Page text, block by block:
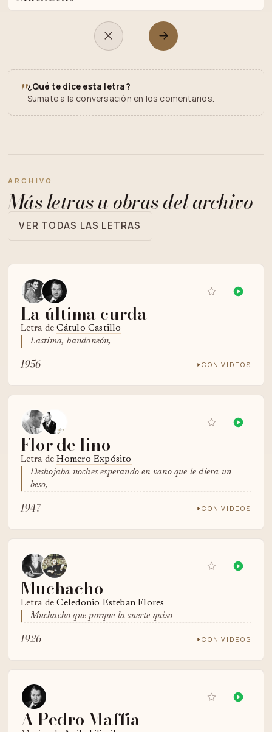
"¿Qué te dice esta letra?
Sumate a la conversación en los comentarios.
ARCHIVO
Más letras u obras del archivo
VER TODAS LAS LETRAS
La última curda
Letra deCátulo Castillo
Lastima, bandoneón,
1956 CON VIDEOS
Flor de lino
Letra deHomero Expósito
Deshojaba noches esperando en vano que le diera un
beso,
1947 CON VIDEOS
Muchacho
Letra deCeledonio Esteban Flores
Muchacho que porque la suerte quiso
1926 CON VIDEOS
A Pedro Maffia